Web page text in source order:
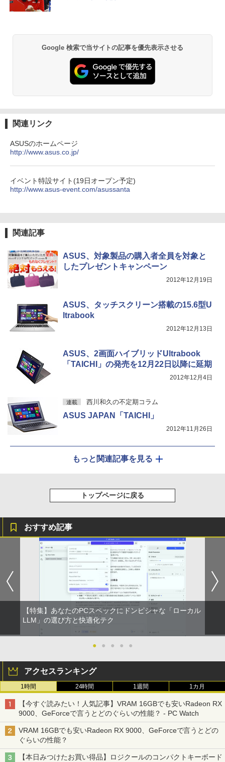
エース)
クスDIGITAL)
HUNTER×HUNTER モノクロ版 39 (ジャンプ
￥572
Google 検索で当サイトの記事を優先表示させる
関連リンク
ASUSのホームページ
http://www.asus.co.jp/
イベント特設サイト(19日オープン予定)
http://www.asus-event.com/asussanta
関連記事
ASUS、対象製品の購入者全員を対象と
したプレゼントキャンペーン
2012年12月19日
ASUS、タッチスクリーン搭載の15.6型U
ltrabook
2012年12月13日
ASUS、2画面ハイブリッドUltrabook
「TAICHI」の発売を12月22日以降に延期
2012年12月4日
連載 西川和久の不定期コラム
ASUS JAPAN「TAICHI」
2012年11月26日
もっと関連記事を見る
トップページに戻る
おすすめ記事
【特集】あなたのPCスペックにドンピシャな「ローカル
LLM」の選び方と快適化テク
● ● ● ● ●
アクセスランキング
1時間 24時間 1週間 1カ月
【今すぐ読みたい！人気記事】VRAM 16GBでも安いRadeon RX
9000、GeForceで言うとどのぐらいの性能？ - PC Watch
VRAM 16GBでも安いRadeon RX 9000、GeForceで言うとどの
ぐらいの性能？
【本日みつけたお買い得品】ロジクールのコンパクトキーボード